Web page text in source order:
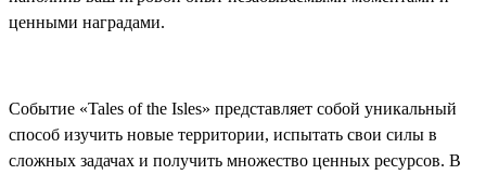
ценными наградами.
Событие «Tales of the Isles» представляет собой уникальный
способ изучить новые территории, испытать свои силы в
сложных задачах и получить множество ценных ресурсов. В